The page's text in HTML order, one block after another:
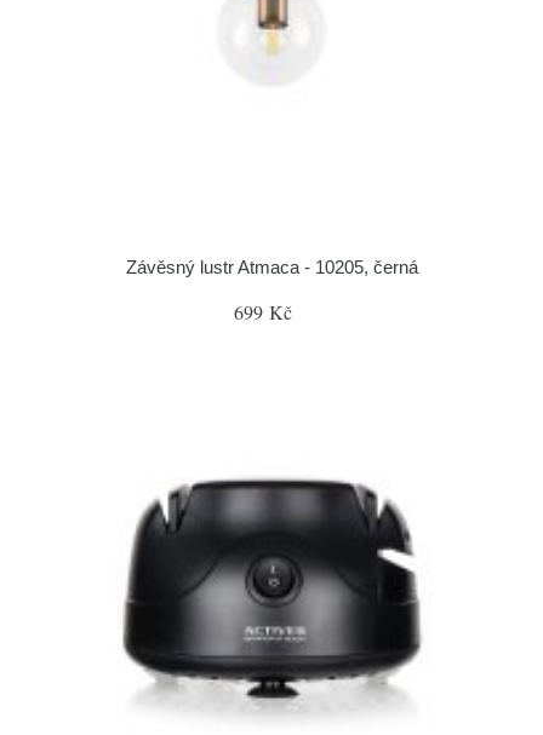
Závěsný lustr Atmaca - 10205, černá
699 Kč